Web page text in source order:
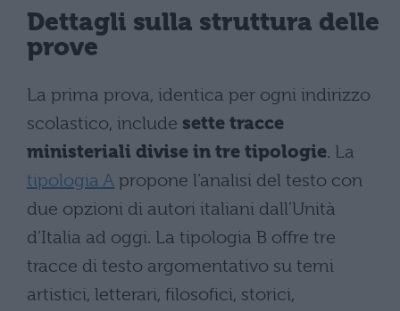
Dettagli sulla struttura delle
prove
La prima prova, identica per ogni indirizzo
scolastico, include sette tracce
ministeriali divise in tre tipologie. La
tipologia A propone l’analisi del testo con
due opzioni di autori italiani dall’Unità
d’Italia ad oggi. La tipologia B offre tre
tracce di testo argomentativo su temi
artistici, letterari, filosofici, storici,